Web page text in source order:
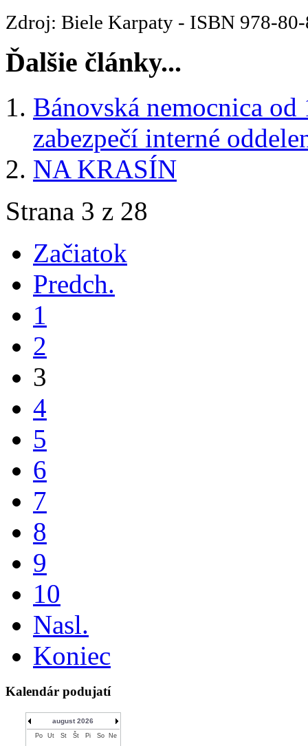
Zdroj: Biele Karpaty - ISBN 978-
Ďalšie články...
Bánovská nemocnica od
zabezpečí interné
NA KRASÍN
Strana 3 z 28
Začiatok
Predch.
1
2
3
4
5
6
7
8
9
10
Nasl.
Koniec
Kalendár podujatí
august 2026
Po Ut St Št Pi So Ne